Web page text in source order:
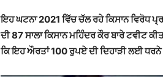
ਇਹ ਘਟਨਾ 2021 ਵਿੱਚ ਚੱਲ ਰਹੇ ਕਿਸਾਨ ਵਿਰੋਧ
ਦੀ 87 ਸਾਲਾ ਕਿਸਾਨ ਮਹਿੰਦਰ ਕੌਰ ਬਾਰੇ ਟਵੀਟ
ਕਿ ਇਹ ਔਰਤਾਂ 100 ਰੁਪਏ ਦੀ ਦਿਹਾੜੀ ਲਈ